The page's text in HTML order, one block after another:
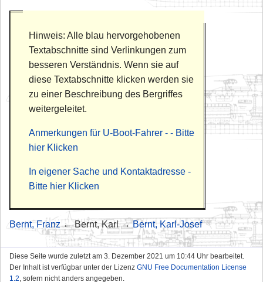
Hinweis: Alle blau hervorgehobenen
Textabschnitte sind Verlinkungen zum
besseren Verständnis. Wenn sie auf
diese Textabschnitte klicken werden sie
zu einer Beschreibung des Bergriffes
weitergeleitet.
Anmerkungen für U-Boot-Fahrer - - Bitte
hier Klicken
In eigener Sache und Kontaktadresse -
Bitte hier Klicken
Bernt, Franz← Bernt, Karl →Bernt, Karl-Josef
Diese Seite wurde zuletzt am 3. Dezember 2021 um 10:44 Uhr bearbeitet.
Der Inhalt ist verfügbar unter der Lizenz GNU Free Documentation License
1.2, sofern nicht anders angegeben.